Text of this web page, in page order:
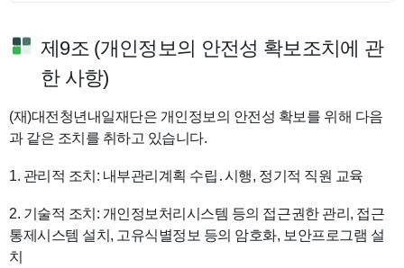
제9조 (개인정보의 안전성 확보조치에 관
한 사항)
(재)대전청년내일재단은 개인정보의 안전성 확보를 위해 다음
과 같은 조치를 취하고 있습니다.
1. 관리적 조치: 내부관리계획 수립․시행, 정기적 직원 교육
2. 기술적 조치: 개인정보처리시스템 등의 접근권한 관리, 접근
통제시스템 설치, 고유식별정보 등의 암호화, 보안프로그램 설
치